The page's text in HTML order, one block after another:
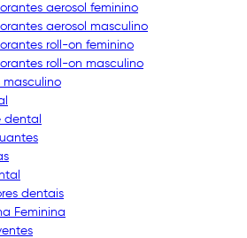
aerosol feminino
aerosol masculino
roll-on feminino
roll-on masculino
masculino
dental
dentais
Feminina